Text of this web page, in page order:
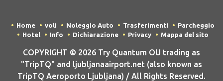
Home voli Noleggio Auto Trasferimenti
Parcheggio
Hotel
Info Dichiarazione Privacy Mappa del sito
COPYRIGHT © 2026 Try Quantum OU trading as
"TripTQ" and ljubljanaairport.net (also known as
TripTQ Aeroporto Ljubljana) / All Rights Reserved.